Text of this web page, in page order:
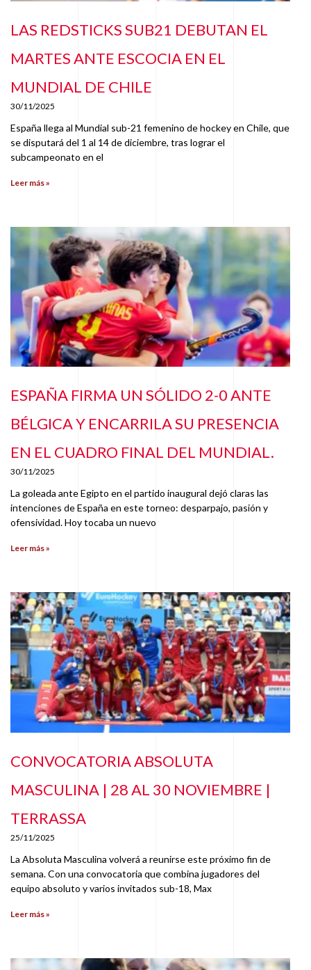
LAS REDSTICKS SUB21 DEBUTAN EL
MARTES ANTE ESCOCIA EN EL
MUNDIAL DE CHILE
30/11/2025
España llega al Mundial sub-21 femenino de hockey en Chile, que
se disputará del 1 al 14 de diciembre, tras lograr el
subcampeonato en el
Leer más »
ESPAÑA FIRMA UN SÓLIDO 2-0 ANTE
BÉLGICA Y ENCARRILA SU PRESENCIA
EN EL CUADRO FINAL DEL MUNDIAL.
30/11/2025
La goleada ante Egipto en el partido inaugural dejó claras las
intenciones de España en este torneo: desparpajo, pasión y
ofensividad. Hoy tocaba un nuevo
Leer más »
CONVOCATORIA ABSOLUTA
MASCULINA | 28 AL 30 NOVIEMBRE |
TERRASSA
25/11/2025
La Absoluta Masculina volverá a reunirse este próximo fin de
semana. Con una convocatoria que combina jugadores del
equipo absoluto y varios invitados sub-18, Max
Leer más »